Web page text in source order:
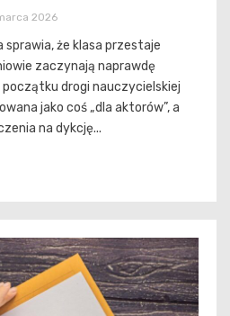
2026
sprawia, że klasa przestaje
zaczynają naprawdę
drogi nauczycielskiej
jako coś „dla aktorów”, a
na dykcję...